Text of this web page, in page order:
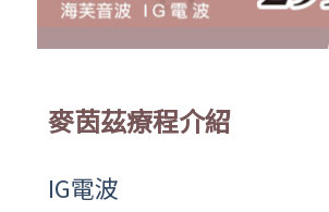
麥茵茲療程介紹
IG電波